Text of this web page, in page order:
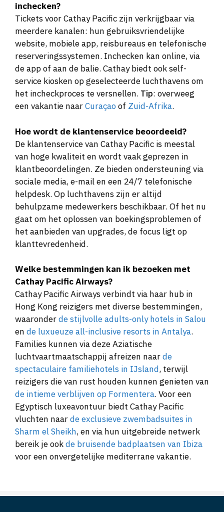
inchecken?
Tickets voor Cathay Pacific zijn verkrijgbaar via
meerdere kanalen: hun gebruiksvriendelijke
website, mobiele app, reisbureaus en telefonische
reserveringssystemen. Inchecken kan online, via
de app of aan de balie. Cathay biedt ook self-
service kiosken op geselecteerde luchthavens om
het incheckproces te versnellen. Tip: overweeg
een vakantie naarCuraçaoof Zuid-Afrika.
Hoe wordt de klantenservice beoordeeld?
De klantenservice van Cathay Pacific is meestal
van hoge kwaliteit en wordt vaak geprezen in
klantbeoordelingen. Ze bieden ondersteuning via
sociale media, e-mail en een 24/7 telefonische
helpdesk. Op luchthavens zijn er altijd
behulpzame medewerkers beschikbaar. Of het nu
gaat om het oplossen van boekingsproblemen of
het aanbieden van upgrades, de focus ligt op
klanttevredenheid.
Welke bestemmingen kan ik bezoeken met
Cathay Pacific Airways?
Cathay Pacific Airways verbindt via haar hub in
Hong Kong reizigers met diverse bestemmingen,
waaronderde stijlvolle adults-only hotels in Salou
en de luxueuze all-inclusive resorts in Antalya.
Families kunnen via deze Aziatische
luchtvaartmaatschappij afreizen naarde
spectaculaire familiehotels in IJsland, terwijl
reizigers die van rust houden kunnen genieten van
de intieme verblijven op Formentera. Voor een
Egyptisch luxeavontuur biedt Cathay Pacific
vluchten naarde exclusieve zwembadsuites in
Sharm el Sheikh, en via hun uitgebreide netwerk
bereik je ookde bruisende badplaatsen van Ibiza
voor een onvergetelijke mediterrane vakantie.